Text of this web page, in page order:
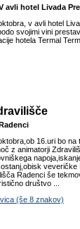
avli hotel Livada
v avli hotel
svojimi vini
hotela Termal
16.uri bo
z animatorji
veveričke
Radenci še
društvo ...
(še 8 znakov)